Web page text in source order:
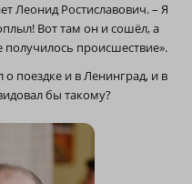
Леонид Ростиславович. – Я
Вот там он и сошёл, а
происшествие».
поездке и в Ленинград, и в
бы такому?